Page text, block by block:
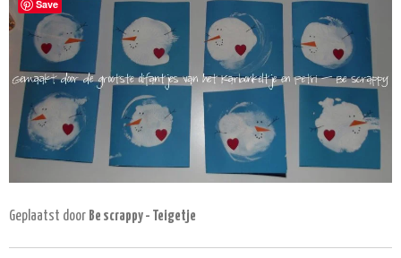
Geplaatst door Be scrappy - Teigetje
Save